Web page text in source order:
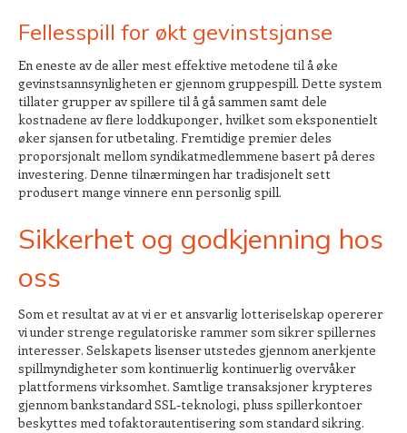
Fellesspill for økt gevinstsjanse
En eneste av de aller mest effektive metodene til å øke
gevinstsannsynligheten er gjennom gruppespill. Dette system
tillater grupper av spillere til å gå sammen samt dele
kostnadene av flere loddkuponger, hvilket som eksponentielt
øker sjansen for utbetaling. Fremtidige premier deles
proporsjonalt mellom syndikatmedlemmene basert på deres
investering. Denne tilnærmingen har tradisjonelt sett
produsert mange vinnere enn personlig spill.
Sikkerhet og godkjenning hos
oss
Som et resultat av at vi er et ansvarlig lotteriselskap opererer
vi under strenge regulatoriske rammer som sikrer spillernes
interesser. Selskapets lisenser utstedes gjennom anerkjente
spillmyndigheter som kontinuerlig kontinuerlig overvåker
plattformens virksomhet. Samtlige transaksjoner krypteres
gjennom bankstandard SSL-teknologi, pluss spillerkontoer
beskyttes med tofaktorautentisering som standard sikring.